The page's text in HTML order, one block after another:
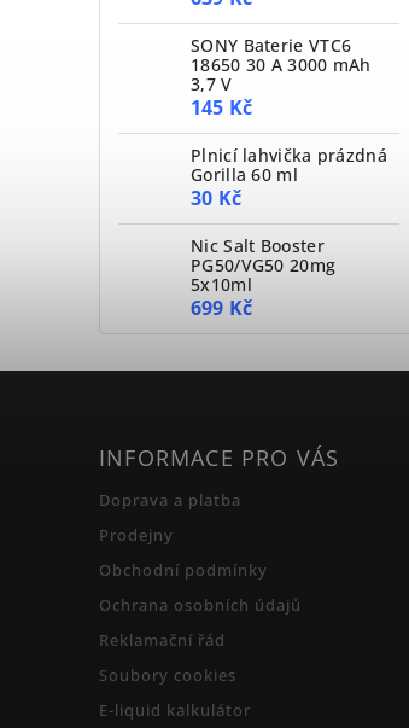
SONY Baterie VTC6
18650 30 A 3000 mAh
3,7 V
145 Kč
Plnicí lahvička prázdná
Gorilla 60 ml
30 Kč
Nic Salt Booster
PG50/VG50 20mg
5x10ml
699 Kč
INFORMACE PRO VÁS
Doprava a platba
Prodejny
Obchodní podmínky
Ochrana osobních údajů
Reklamační řád
Soubory cookies
E-liquid kalkulátor